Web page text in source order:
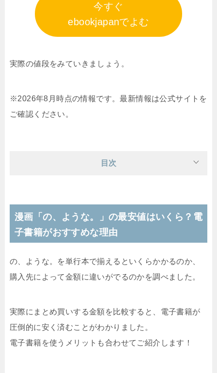
今すぐ
ebookjapanでよむ
実際の値段をみていきましょう。
※2026年8月時点の情報です。最新情報は公式サイトを
ご確認ください。
目次
漫画「の、ような。」の最安値はいくら？電
子書籍がおすすめな理由
の、ような。を単行本で揃えるといくらかかるのか、
購入先によって金額に違いがでるのかを調べました。
実際にまとめ買いする金額を比較すると、電子書籍が
圧倒的に安く済むことがわかりました。
電子書籍を使うメリットも合わせてご紹介します！